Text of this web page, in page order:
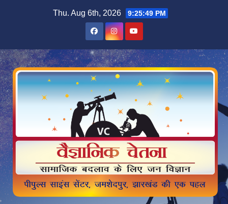
Thu. Aug 6th, 2026 9:25:51 PM